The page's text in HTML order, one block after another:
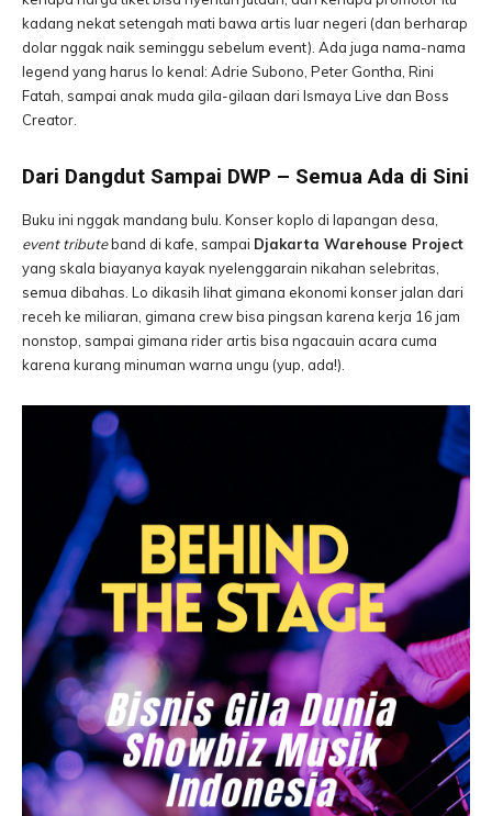
kadang nekat setengah mati bawa artis luar negeri (dan berharap
dolar nggak naik seminggu sebelum event). Ada juga nama-nama
legend yang harus lo kenal: Adrie Subono, Peter Gontha, Rini
Fatah, sampai anak muda gila-gilaan dari Ismaya Live dan Boss
Creator.
Dari Dangdut Sampai DWP – Semua Ada di Sini
Buku ini nggak mandang bulu. Konser koplo di lapangan desa,
event tributeband di kafe, sampai Djakarta Warehouse Project
yang skala biayanya kayak nyelenggarain nikahan selebritas,
semua dibahas. Lo dikasih lihat gimana ekonomi konser jalan dari
receh ke miliaran, gimana crew bisa pingsan karena kerja 16 jam
nonstop, sampai gimana rider artis bisa ngacauin acara cuma
karena kurang minuman warna ungu (yup, ada!).